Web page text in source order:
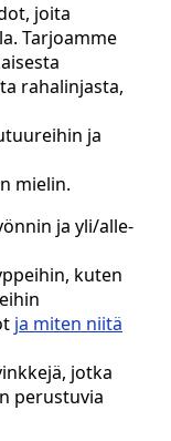
joita
Tarjoamme
rahalinjasta,
ja
mielin.
ja yli/alle-
kuten
ja miten niitä
jotka
perustuvia